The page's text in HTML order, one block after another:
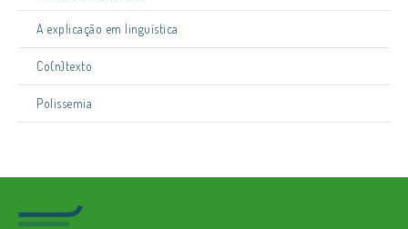
A explicação em linguística
Co(n)texto
Polissemia